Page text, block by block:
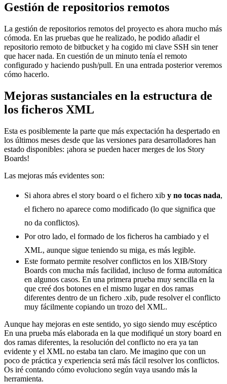
Gestión de repositorios remotos
La gestión de repositorios remotos del proyecto es ahora mucho más
cómoda. En las pruebas que he realizado, he podido añadir el
repositorio remoto de bitbucket y ha cogido mi clave SSH sin tener
que hacer nada. En cuestión de un minuto tenía el remoto
configurado y haciendo push/pull. En una entrada posterior veremos
cómo hacerlo.
Mejoras sustanciales en la estructura de
los ficheros XML
Esta es posiblemente la parte que más expectación ha despertado en
los últimos meses desde que las versiones para desarrolladores han
estado disponibles: ¡ahora se pueden hacer merges de los Story
Boards!
Las mejoras más evidentes son:
Si ahora abres el story board o el fichero xib y no tocas nada,
el fichero no aparece como modificado (lo que significa que
no da conflictos).
Por otro lado, el formado de los ficheros ha cambiado y el
XML, aunque sigue teniendo su miga, es más legible.
Este formato permite resolver conflictos en los XIB/Story
Boards con mucha más facilidad, incluso de forma automática
en algunos casos. En una primera prueba muy sencilla en la
que creé dos botones en el mismo lugar en dos ramas
diferentes dentro de un fichero .xib, pude resolver el conflicto
muy fácilmente copiando un trozo del XML.
Aunque hay mejoras en este sentido, yo sigo siendo muy escéptico
En una prueba más elaborada en la que modifiqué un story board en
dos ramas diferentes, la resolución del conflicto no era ya tan
evidente y el XML no estaba tan claro. Me imagino que con un
poco de práctica y experiencia será más fácil resolver los conflictos.
Os iré contando cómo evoluciono según vaya usando más la
herramienta.